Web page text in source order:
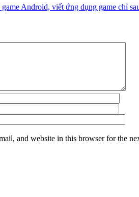
Android, viết ứng dụng game chỉ
and website in this browser for the